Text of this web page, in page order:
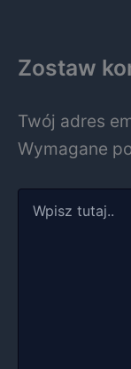
Zostaw
Twój adres
Wymagane
tutaj..